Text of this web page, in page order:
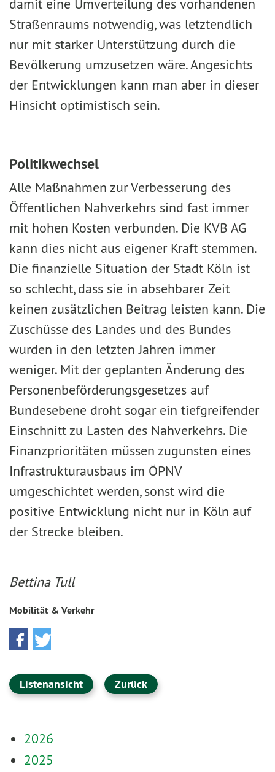
damit eine Umverteilung des vorhandenen
Straßenraums notwendig, was letztendlich
nur mit starker Unterstützung durch die
Bevölkerung umzusetzen wäre. Angesichts
der Entwicklungen kann man aber in dieser
Hinsicht optimistisch sein.
Politikwechsel
Alle Maßnahmen zur Verbesserung des
Öffentlichen Nahverkehrs sind fast immer
mit hohen Kosten verbunden. Die KVB AG
kann dies nicht aus eigener Kraft stemmen.
Die finanzielle Situation der Stadt Köln ist
so schlecht, dass sie in absehbarer Zeit
keinen zusätzlichen Beitrag leisten kann. Die
Zuschüsse des Landes und des Bundes
wurden in den letzten Jahren immer
weniger. Mit der geplanten Änderung des
Personenbeförderungsgesetzes auf
Bundesebene droht sogar ein tiefgreifender
Einschnitt zu Lasten des Nahverkehrs. Die
Finanzprioritäten müssen zugunsten eines
Infrastrukturausbaus im ÖPNV
umgeschichtet werden, sonst wird die
positive Entwicklung nicht nur in Köln auf
der Strecke bleiben.
Bettina Tull
Mobilität & Verkehr
Listenansicht Zurück
2026
2025